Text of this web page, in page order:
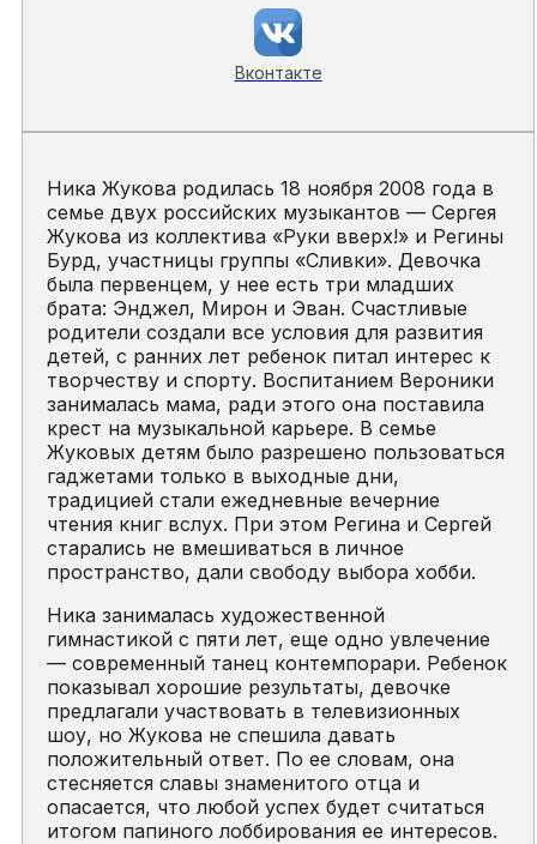
Вконтакте
Ника Жукова родилась 18 ноября 2008 года в
семье двух российских музыкантов — Сергея
Жукова из коллектива «Руки вверх!» и Регины
Бурд, участницы группы «Сливки». Девочка
была первенцем, у нее есть три младших
брата: Энджел, Мирон и Эван. Счастливые
родители создали все условия для развития
детей, с ранних лет ребенок питал интерес к
творчеству и спорту. Воспитанием Вероники
занималась мама, ради этого она поставила
крест на музыкальной карьере. В семье
Жуковых детям было разрешено пользоваться
гаджетами только в выходные дни,
традицией стали ежедневные вечерние
чтения книг вслух. При этом Регина и Сергей
старались не вмешиваться в личное
пространство, дали свободу выбора хобби.
Ника занималась художественной
гимнастикой с пяти лет, еще одно увлечение
— современный танец контемпорари. Ребенок
показывал хорошие результаты, девочке
предлагали участвовать в телевизионных
шоу, но Жукова не спешила давать
положительный ответ. По ее словам, она
стесняется славы знаменитого отца и
опасается, что любой успех будет считаться
итогом папиного лоббирования ее интересов.